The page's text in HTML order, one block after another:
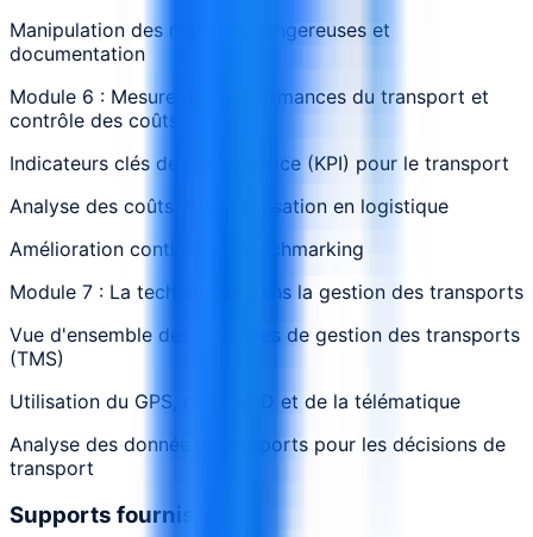
Manipulation des matières dangereuses et
documentation
Module 6 : Mesure des performances du transport et
contrôle des coûts
Indicateurs clés de performance (KPI) pour le transport
Analyse des coûts et budgétisation en logistique
Amélioration continue et benchmarking
Module 7 : La technologie dans la gestion des transports
Vue d'ensemble des systèmes de gestion des transports
(TMS)
Utilisation du GPS, de la RFID et de la télématique
Analyse des données et rapports pour les décisions de
transport
Supports fournis